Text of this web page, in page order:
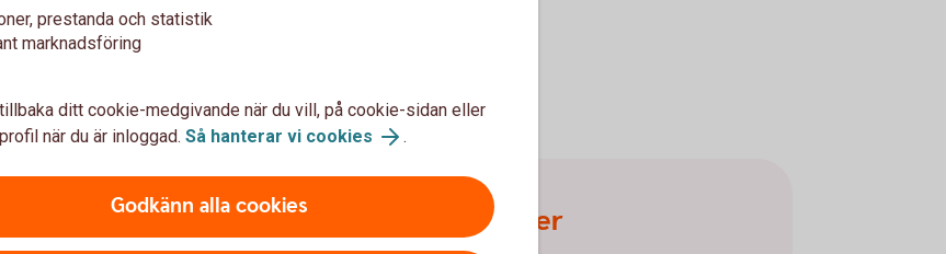
köper och säljer fonder
Sälja fonder Byta fonder
prestanda och statistik
marknadsföring
ditt cookie-medgivande när du vill, på cookie-sidan eller
när du är inloggad. Så hanterar vi cookies .
Godkänn alla cookies